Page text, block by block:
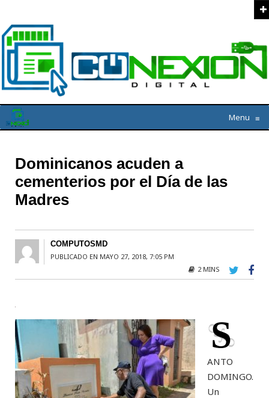
Menu ≡
Dominicanos acuden a
cementerios por el Día de las
Madres
COMPUTOSMD
PUBLICADO EN MAYO 27, 2018, 7:05 PM
2 MINS
S
ANTO
DOMINGO.
Un